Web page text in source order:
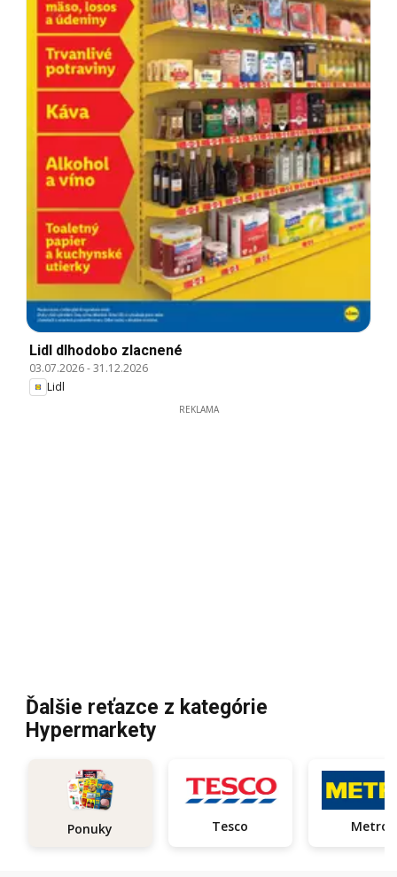
Lidl dlhodobo zlacnené
03.07.2026-31.12.2026
Lidl
REKLAMA
Ďalšie reťazce z kategórie
Hypermarkety
Ponuky Tesco Metro